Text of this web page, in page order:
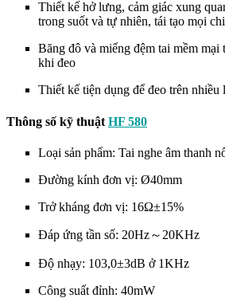
Thiết kế hở lưng, cảm giác xung
trong suốt và tự nhiên, tái tạo mọi
Băng đô và miếng đệm tai mềm mại
khi đeo
Thiết kế tiện dụng để đeo trên nhiều
Thông số kỹ thuật HF 580
Loại sản phẩm: Tai nghe âm thanh
Đường kính đơn vị: Ø40mm
Trở kháng đơn vị: 16Ω±15%
Đáp ứng tần số: 20Hz～20KHz
Độ nhạy: 103,0±3dB ở 1KHz
Công suất đỉnh: 40mW